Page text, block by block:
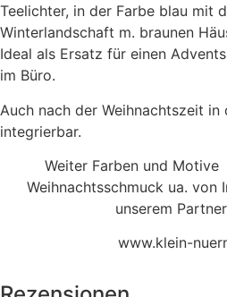
Teelichter, in der Farbe blau mit
Winterlandschaft m. braunen
Ideal als Ersatz für einen
im Büro.
Auch nach der Weihnachtszeit in
integrierbar.
Weiter Farben und
Weihnachtsschmuck ua. von
unserem
www.klein-